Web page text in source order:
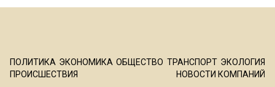
ПОЛИТИКА ЭКОНОМИКА ОБЩЕСТВО ТРАНСПОРТ ЭКОЛОГИЯ
ПРОИСШЕСТВИЯ
НОВОСТИ КОМПАНИЙ